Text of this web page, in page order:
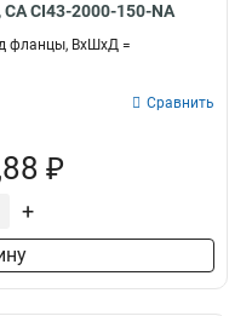
CI43-2000-150-NA
фланцы, ВхШхД =
Сравнить
₽
+